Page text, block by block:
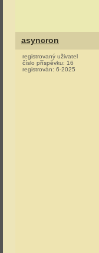
asyncron
registrovaný uživatel
číslo příspěvku: 16
registrován: 6-2025